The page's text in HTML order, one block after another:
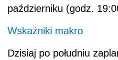
październiku (godz.
Wskaźniki makro
Dzisiaj po południu